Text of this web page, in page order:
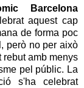
Barcelona
aquest cap
de forma poc
però no per això
rebut amb menys
pel públic. La
s'ha celebrat